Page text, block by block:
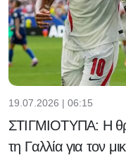
19.07.2026 | 06:15
ΣΤΙΓΜΙΟΤΥΠΑ: Η
τη Γαλλία για τον